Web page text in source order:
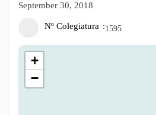
September 30, 2018
Nº Colegiatura 1595
+
−